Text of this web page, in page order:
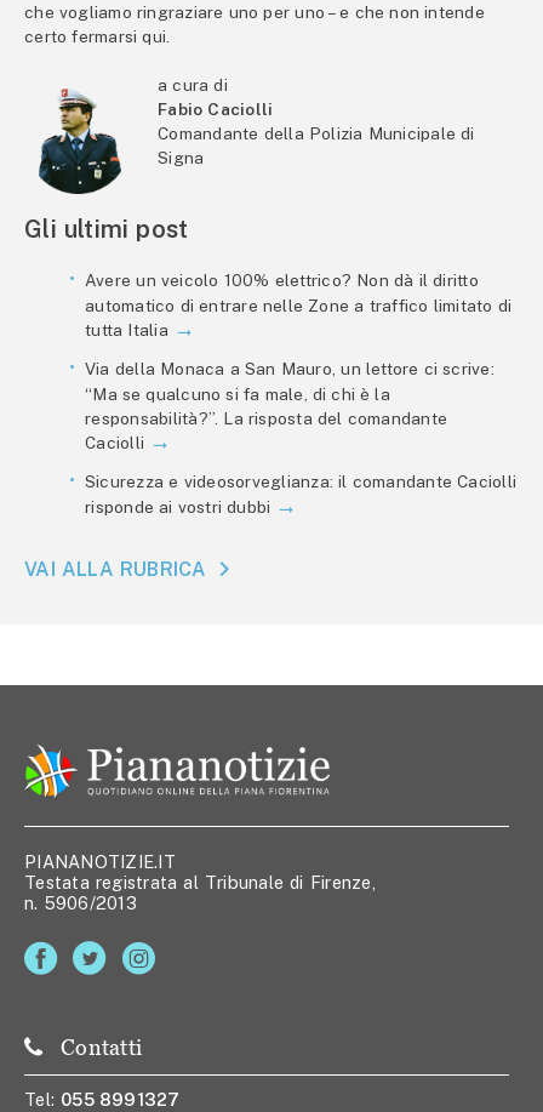
che vogliamo ringraziare uno per uno – e che non intende
certo fermarsi qui.
a cura di
Fabio Caciolli
Comandante della Polizia Municipale di
Signa
Gli ultimi post
Avere un veicolo 100% elettrico? Non dà il diritto
automatico di entrare nelle Zone a traffico limitato di
tutta Italia
Via della Monaca a San Mauro, un lettore ci scrive:
“Ma se qualcuno si fa male, di chi è la
responsabilità?”. La risposta del comandante
Caciolli
Sicurezza e videosorveglianza: il comandante Caciolli
risponde ai vostri dubbi
VAI ALLA RUBRICA
PIANANOTIZIE.IT
Testata registrata al Tribunale di Firenze,
n. 5906/2013
Contatti
Tel: 055 8991327